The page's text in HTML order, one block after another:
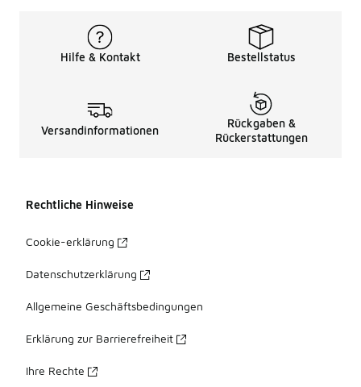
Hilfe & Kontakt Bestellstatus
Versandinformationen
Rückgaben &
Rückerstattungen
Rechtliche Hinweise
Cookie-erklärung
Datenschutzerklärung
Allgemeine Geschäftsbedingungen
Erklärung zur Barrierefreiheit
Ihre Rechte